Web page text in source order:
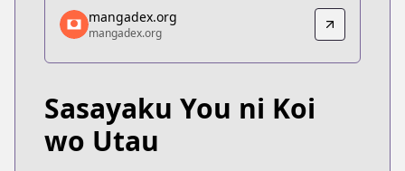
mangadex.org
mangadex.org
https://mangadex.org/title/db82b170-aa37-4e4c-
mangadex.org
mangadex.org
Sasayaku You ni Koi
wo Utau